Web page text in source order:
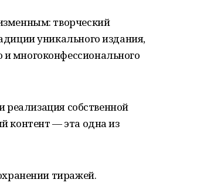
творческий
уникального издания,
многоконфессионального
реализация собственной
контент — эта одна из
тиражей.